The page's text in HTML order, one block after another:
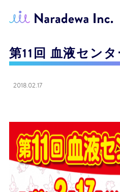
第11回 血液セン
2018.02.17